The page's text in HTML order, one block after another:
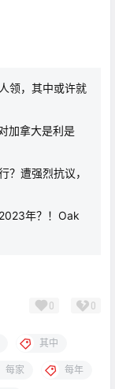
领，其中或许就
加拿大是利是
？遭强烈抗议，
年？！Oak
0 0
其中
每家 每年